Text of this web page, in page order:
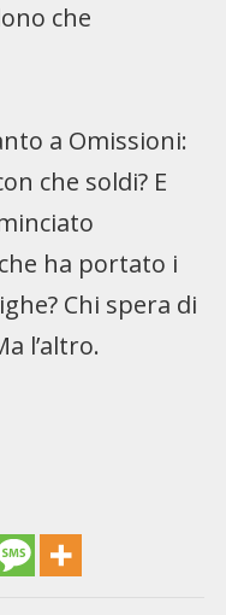
che
a Omissioni:
che soldi? E
ha portato i
Chi spera di
l’altro.